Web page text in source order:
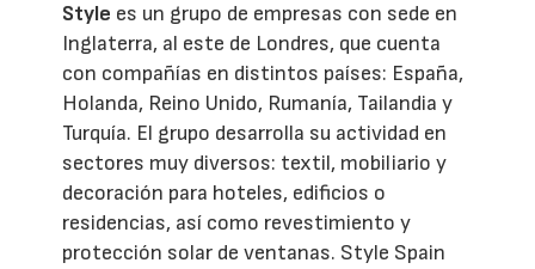
Style es un grupo de empresas con sede en
Inglaterra, al este de Londres, que cuenta
con compañías en distintos países: España,
Holanda, Reino Unido, Rumanía, Tailandia y
Turquía. El grupo desarrolla su actividad en
sectores muy diversos: textil, mobiliario y
decoración para hoteles, edificios o
residencias, así como revestimiento y
protección solar de ventanas. Style Spain